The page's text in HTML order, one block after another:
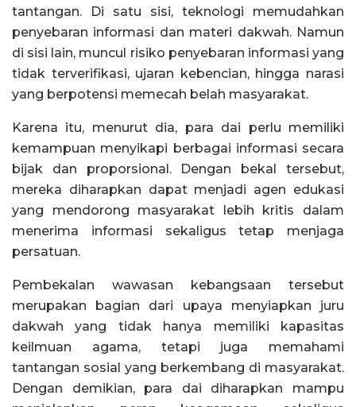
tantangan. Di satu sisi, teknologi memudahkan
penyebaran informasi dan materi dakwah. Namun
di sisi lain, muncul risiko penyebaran informasi yang
tidak terverifikasi, ujaran kebencian, hingga narasi
yang berpotensi memecah belah masyarakat.
Karena itu, menurut dia, para dai perlu memiliki
kemampuan menyikapi berbagai informasi secara
bijak dan proporsional. Dengan bekal tersebut,
mereka diharapkan dapat menjadi agen edukasi
yang mendorong masyarakat lebih kritis dalam
menerima informasi sekaligus tetap menjaga
persatuan.
Pembekalan wawasan kebangsaan tersebut
merupakan bagian dari upaya menyiapkan juru
dakwah yang tidak hanya memiliki kapasitas
keilmuan agama, tetapi juga memahami
tantangan sosial yang berkembang di masyarakat.
Dengan demikian, para dai diharapkan mampu